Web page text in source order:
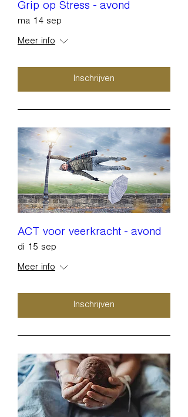
Grip op Stress - avond
ma 14 sep
Meer info
Inschrijven
ACT voor veerkracht - avond
di 15 sep
Meer info
Inschrijven